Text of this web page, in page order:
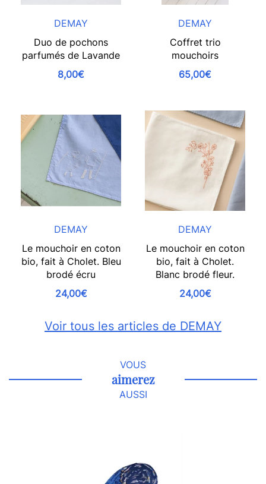
DEMAY
Duo de pochons
parfumés de Lavande
8,00€
DEMAY
Coffret trio
mouchoirs
65,00€
DEMAY
Le mouchoir en coton
bio, fait à Cholet. Bleu
brodé écru
24,00€
DEMAY
Le mouchoir en coton
bio, fait à Cholet.
Blanc brodé fleur.
24,00€
Voir tous les articles de DEMAY
VOUS
aimerez
AUSSI